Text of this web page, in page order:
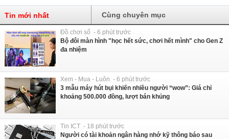
Tin mới nhất Cùng chuyên mục
Đồ chơi số - 6 phút trước
Bộ đôi màn hình "học hết sức, chơi hết mình" cho Gen Z
đa nhiệm
Xem - Mua - Luôn - 6 phút trước
3 mẫu máy hút bụi khiến nhiều người “wow”: Giá chỉ
khoảng 500.000 đồng, lượt bán khủng
Tin ICT - 18 phút trước
Người có tài khoản ngân hàng nhớ kỹ thông báo sau